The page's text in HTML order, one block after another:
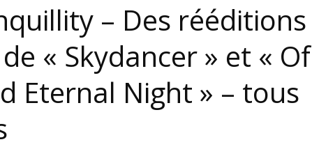
– Des rééditions
« Skydancer » et « Of
Eternal Night » – tous